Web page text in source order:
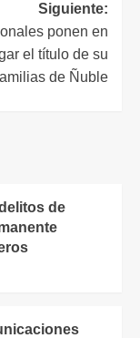
Siguiente:
ponen en
el título de su
de Ñuble
de